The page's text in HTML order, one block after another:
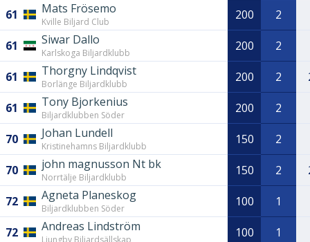
61 Mats Frösemo
Kville Biljard Club 200 2
61 Siwar Dallo
Karlskoga Biljardklubb 200 2
61 Thorgny Lindqvist
Borlänge Biljardklubb 200 2
61 Tony Bjorkenius
Biljardklubben Söder 200 2
70 Johan Lundell
Kristinehamns Biljardklubb 150 2
70 john magnusson Nt bk
Norrtälje Biljardklubb 150 2
72 Agneta Planeskog
Biljardklubben Söder 100 1
72 Andreas Lindström 100 1